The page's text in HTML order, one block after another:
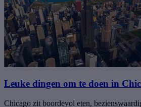
Leuke dingen om te doen in
Chicago zit boordevol eten,